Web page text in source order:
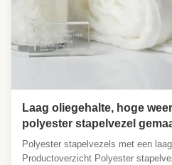
Laag oliegehalte, hoge
polyester stapelvezel
100% polyesterchip
Polyester stapelvezels met een
Productoverzicht Polyester